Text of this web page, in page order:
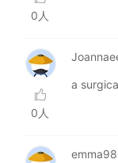
0人
0人
a